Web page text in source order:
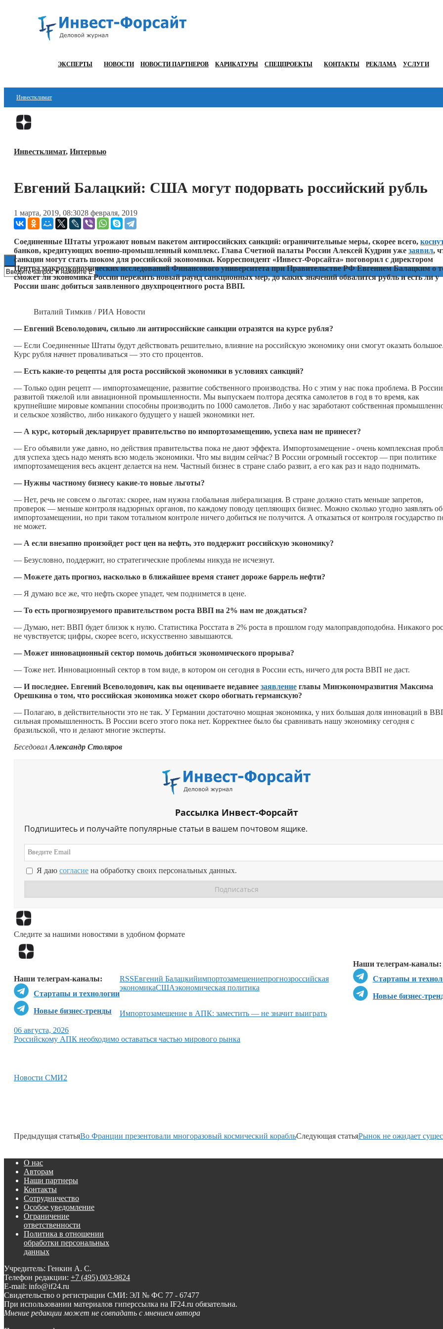
ЭКСПЕРТЫ НОВОСТИ НОВОСТИ ПАРТНЕРОВ КАРИКАТУРЫ СПЕЦПРОЕКТЫ КОНТАКТЫ РЕКЛАМА УСЛУГИ
Инвестклимат
Финансы
Блокчейн
ESG
Инвестклимат, Интервью
Евгений Балацкий: США могут подорвать российский рубль
1 марта, 2019, 08:3028 февраля, 2019
Соединенные Штаты угрожают новым пакетом антироссийских санкций: ограничительные меры, скорее всего,
банков, кредитующих военно-промышленный комплекс. Глава Счетной палаты России Алексей Кудрин уже заявил,
санкции могут стать шоком для российской экономики. Корреспондент «Инвест-Форсайта» поговорил с директором
Центра макроэкономических исследований Финансового университета при Правительстве РФ Евгением Балацким о
сможет ли экономика России пережить новый раунд санкционных мер, до каких значений обвалится рубль и есть ли у
России шанс добиться заявленного двухпроцентного роста ВВП.
Виталий Тимкив / РИА Новости
— Евгений Всеволодович, сильно ли антироссийские санкции отразятся на курсе рубля?
— Если Соединенные Штаты будут действовать решительно, влияние на российскую экономику они смогут оказать
Курс рубля начнет проваливаться — это сто процентов.
— Есть какие-то рецепты для роста российской экономики в условиях санкций?
— Только один рецепт — импортозамещение, развитие собственного производства. Но с этим у нас пока проблема. В
развитой тяжелой или авиационной промышленности. Мы выпускаем полтора десятка самолетов в год в то время, как
крупнейшие мировые компании способны производить по 1000 самолетов. Либо у нас заработают собственная
и сельское хозяйство, либо никакого будущего у нашей экономики нет.
— А курс, который декларирует правительство по импортозамещению, успеха нам не принесет?
— Его объявили уже давно, но действия правительства пока не дают эффекта. Импортозамещение ­- очень комплексная
для успеха здесь надо менять всю модель экономики. Что мы видим сейчас? В России огромный госсектор — при политике
импортозамещения весь акцент делается на нем. Частный бизнес в стране слабо развит, а его как раз и надо поднимать.
— Нужны частному бизнесу какие-то новые льготы?
— Нет, речь не совсем о льготах: скорее, нам нужна глобальная либерализация. В стране должно стать меньше запретов,
проверок — меньше контроля надзорных органов, по каждому поводу цепляющих бизнес. Можно сколько угодно заявлять об
импортозамещении, но при таком тотальном контроле ничего добиться не получится. А отказаться от контроля государство
не может.
— А если внезапно произойдет рост цен на нефть, это поддержит российскую экономику?
— Безусловно, поддержит, но стратегические проблемы никуда не исчезнут.
— Можете дать прогноз, насколько в ближайшее время станет дороже баррель нефти?
— Я думаю все же, что нефть скорее упадет, чем поднимется в цене.
— То есть прогнозируемого правительством роста ВВП на 2% нам не дождаться?
— Думаю, нет: ВВП будет близок к нулю. Статистика Росстата в 2% роста в прошлом году малоправдоподобна. Никакого
не чувствуется; цифры, скорее всего, искусственно завышаются.
— Может инновационный сектор помочь добиться экономического прорыва?
— Тоже нет. Инновационный сектор в том виде, в котором он сегодня в России есть, ничего для роста ВВП не даст.
— И последнее. Евгений Всеволодович, как вы оцениваете недавнее заявление главы Минэкономразвития Максима
Орешкина о том, что российская экономика может скоро обогнать германскую?
— Полагаю, в действительности это не так. У Германии достаточно мощная экономика, у них большая доля инноваций в
сильная промышленность. В России всего этого пока нет. Корректнее было бы сравнивать нашу экономику сегодня с
бразильской, что и делают многие эксперты.
Беседовал Александр Столяров
Рассылка Инвест-Форсайт
Подпишитесь и получайте популярные статьи в вашем почтовом ящике.
Я даю согласие на обработку своих персональных данных.
Следите за нашими новостями в удобном формате
Наши телеграм-каналы:
Стартапы и
Новые бизнес-
Наши телеграм-каналы:
Стартапы и технологии
Новые бизнес-тренды
RSSЕвгений Балацкийимпортозамещениепрогнозроссийская
экономикаСШАэкономическая политика
Импортозамещение в АПК: заместить — не значит выиграть
06 августа, 2026
Российскому АПК необходимо оставаться частью мирового рынка
Новости СМИ2
Предыдущая статьяВо Франции презентовали многоразовый космический корабльСледующая статьяРынок не ожидает
О нас
Авторам
Наши партнеры
Контакты
Сотрудничество
Особое уведомление
Ограничение
ответственности
Политика в отношении
обработки персональных
данных
Учредитель: Генкин А. С.
Телефон редакции: +7 (495) 003-9824
E-mail: info@if24.ru
Свидетельство о регистрации СМИ: ЭЛ № ФС 77 - 67477
При использовании материалов гиперссылка на IF24.ru обязательна.
Мнение редакции может не совпадать с мнением автора